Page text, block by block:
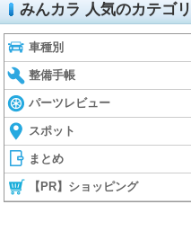
みんカラ 人気のカテゴリ
車種別
整備手帳
パーツレビュー
スポット
まとめ
【PR】ショッピング